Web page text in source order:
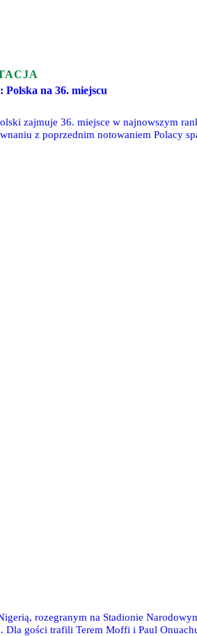
na 36. miejscu
zajmuje 36. miejsce w najnowszym
z poprzednim notowaniem Polacy
rozegranym na Stadionie
gości trafili Terem Moffi i Paul